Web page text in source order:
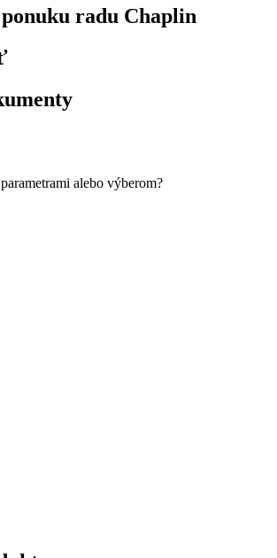
radu Chaplin
alebo výberom?